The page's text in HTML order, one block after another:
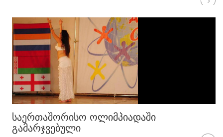
ᲡᲐᲔᲠᲗᲐᲨᲝᲠᲘᲡᲝ ᲝᲚᲘᲛᲞᲘᲐᲓᲐᲨᲘ
ᲒᲐᲛᲐᲠᲯᲕᲔᲑᲣᲚᲘ